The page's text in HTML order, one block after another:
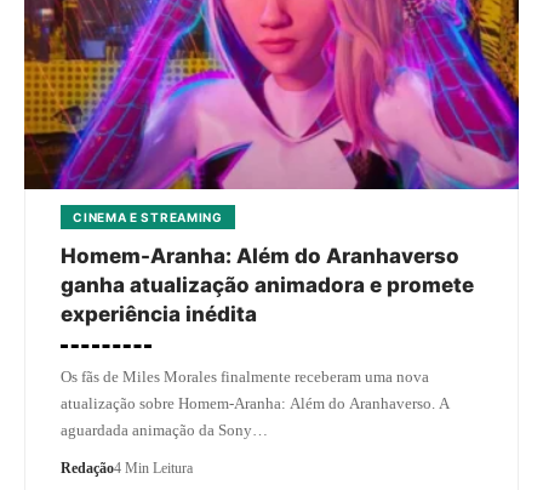
CINEMA E STREAMING
Homem-Aranha: Além do Aranhaverso
ganha atualização animadora e promete
experiência inédita
Os fãs de Miles Morales finalmente receberam uma nova
atualização sobre Homem-Aranha: Além do Aranhaverso. A
aguardada animação da Sony…
Redação4 Min Leitura